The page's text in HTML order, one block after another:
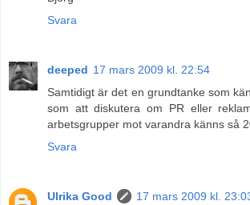
Svara
deeped 17 mars 2009 kl. 22:54
Samtidigt är det en grundtanke som
som att diskutera om PR eller
arbetsgrupper mot varandra känns så
Svara
Ulrika Good
17 mars 2009 kl.